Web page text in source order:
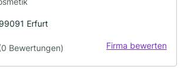
Erfurt
Bewertungen) Firma bewerten